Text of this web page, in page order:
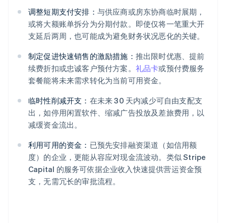
调整短期支付安排： 与供应商或房东协商临时展期，
或将大额账单拆分为分期付款。即使仅将一笔重大开
支延后两周，也可能成为避免财务状况恶化的关键。
制定促进快速销售的激励措施： 推出限时优惠、提前
续费折扣或忠诚客户预付方案。 礼品卡或预付费服务
套餐能将未来需求转化为当前可用资金。
临时性削减开支： 在未来 30 天内减少可自由支配支
出，如停用闲置软件、缩减广告投放及差旅费用，以
减缓资金流出。
利用可用的资金： 已预先安排融资渠道（如信用额
度）的企业，更能从容应对现金流波动。类似 Stripe
Capital 的服务可依据企业收入快速提供营运资金预
支，无需冗长的审批流程。